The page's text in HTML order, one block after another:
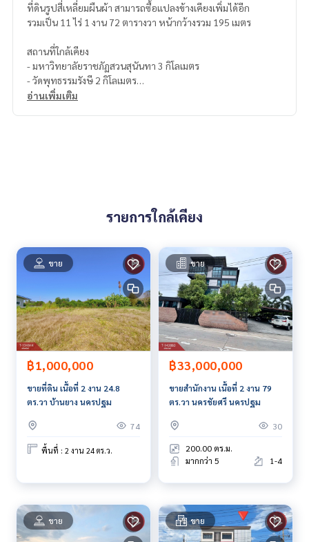
ที่ดินรูปสี่เหลี่ยมผืนผ้า สามารถซื้อแปลงข้างเคียงเพิ่มได้อีก
รวมเป็น 11 ไร่ 1 งาน 72 ตารางวา หน้ากว้างรวม 195 เมตร
สถานที่ใกล้เคียง
- มหาวิทยาลัยราชภัฏสวนสุนันทา 3 กิโลเมตร
- วัดพุทธรรมรังษี 2 กิโลเมตร
- ตลาดห้วยพลู 8 กิโลเมตร
**เรามีบริการจัดสินเชื่อให้ฟรี พร้อมยินดีให้คำปรึกษา มีให้เลือกทุ
ประเมิน**
สนใจสอบถามข้อมูลเพิ่มเติม หรือ นัดชมบ้านได้ที่
Tel :0644789642อั๋น (รหัสตัวแทน 5477)
Line ID :0644789642
Callcenter :02-047-4282
สนใจดูทรัพย์อื่นๆ เพิ่มเติม มากกว่า 3,000 รายการ
www.tb.co.th
ทนอสังหาริมทรัพย์ครบวงจร ด้วยความเป็นมืออาชีพ ใช้เทคโนโล
ยี และ นวัตกรรมที่สร้างสรรค์ เพื่อส่งมอบบริการที่ดีที่สุดเพื่อคุณ ใ
ห้บริการด้าน ซื้อ ขาย เช่า อสังหาริมทรัพย์
อ่านเพิ่มเติม
รายการใกล้เคียง
ขาย
฿1,000,000
ขายที่ดิน เนื้อที่ 2 งาน 24.8
ตร.วา บ้านยาง นครปฐม
74
พื้นที่ : 2 งาน 24 ตร.ว.
ขาย
฿33,000,000
ขายสำนักงาน เนื้อที่ 2 งาน 79
ตร.วา นครชัยศรี นครปฐม
30
200.00 ตร.ม.
มากกว่า 5
1-4
ขาย ขาย